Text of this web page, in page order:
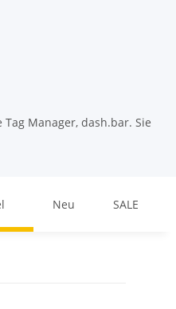
Manager, dash.bar. Sie
Neu SALE